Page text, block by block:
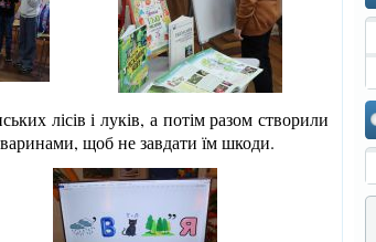
лісів і луків, а потім разом створили
щоб не завдати їм шкоди.